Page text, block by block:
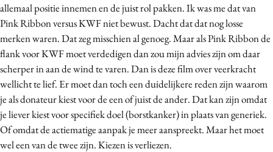
allemaal positie innemen en de juist rol pakken. Ik was me dat van
Pink Ribbon versus KWF niet bewust. Dacht dat dat nog losse
merken waren. Dat zeg misschien al genoeg. Maar als Pink Ribbon de
flank voor KWF moet verdedigen dan zou mijn advies zijn om daar
scherper in aan de wind te varen. Dan is deze film over veerkracht
wellicht te lief. Er moet dan toch een duidelijkere reden zijn waarom
je als donateur kiest voor de een of juist de ander. Dat kan zijn omdat
je liever kiest voor specifiek doel (borstkanker) in plaats van generiek.
Of omdat de actiematige aanpak je meer aanspreekt. Maar het moet
wel een van de twee zijn. Kiezen is verliezen.